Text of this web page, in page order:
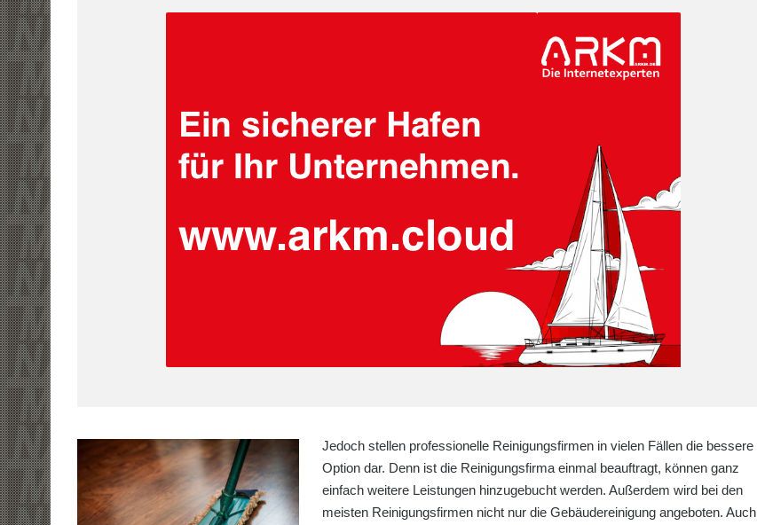
Jedoch stellen professionelle Reinigungsfirmen in vielen Fällen die bessere
Option dar. Denn ist die Reinigungsfirma einmal beauftragt, können ganz
einfach weitere Leistungen hinzugebucht werden. Außerdem wird bei den
meisten Reinigungsfirmen nicht nur die Gebäudereinigung angeboten. Auch